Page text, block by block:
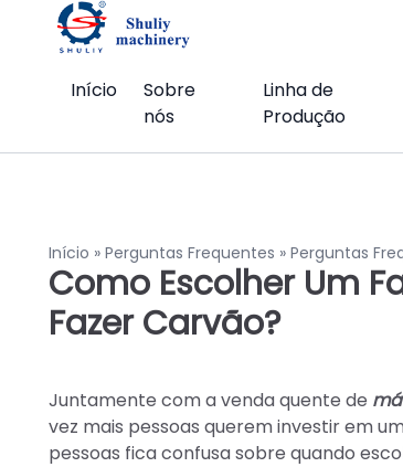
Início
Sobre
nós
Linha de
Produção
Início » Perguntas Frequentes » Perguntas
Como Escolher Um
Fazer Carvão?
Juntamente com a venda quente de
vez mais pessoas querem investir em
pessoas fica confusa sobre quando